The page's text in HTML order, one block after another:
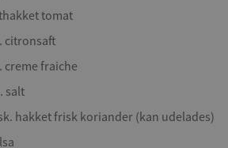
tomat
citronsaft
creme fraiche
salt
hakket frisk koriander (kan udelades)